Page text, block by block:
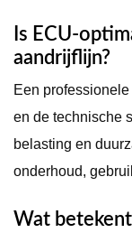
Is ECU-
aandrijflijn?
Een
en de technische
belasting en
onderhoud,
Wat